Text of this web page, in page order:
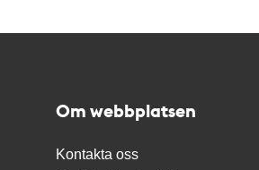
Om webbplatsen
Kontakta oss